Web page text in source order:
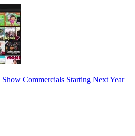
Commercials Starting Next Year